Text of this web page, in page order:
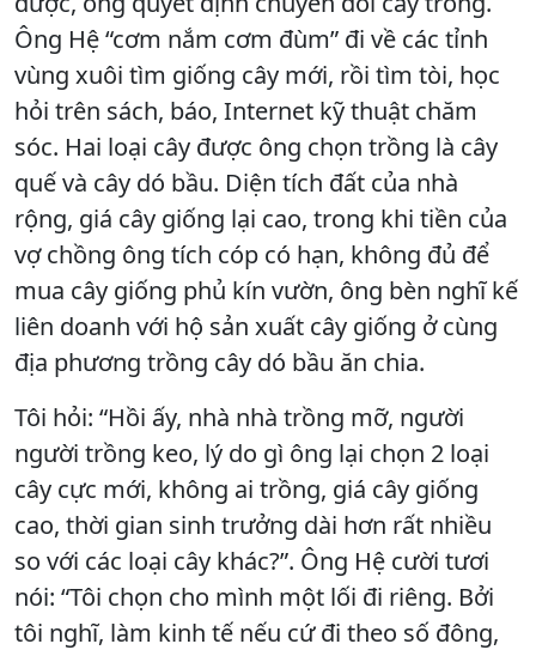
Ông Hệ “cơm nắm cơm đùm” đi về các tỉnh
vùng xuôi tìm giống cây mới, rồi tìm tòi, học
hỏi trên sách, báo, Internet kỹ thuật chăm
sóc. Hai loại cây được ông chọn trồng là cây
quế và cây dó bầu. Diện tích đất của nhà
rộng, giá cây giống lại cao, trong khi tiền của
vợ chồng ông tích cóp có hạn, không đủ để
mua cây giống phủ kín vườn, ông bèn nghĩ kế
liên doanh với hộ sản xuất cây giống ở cùng
địa phương trồng cây dó bầu ăn chia.
Tôi hỏi: “Hồi ấy, nhà nhà trồng mỡ, người
người trồng keo, lý do gì ông lại chọn 2 loại
cây cực mới, không ai trồng, giá cây giống
cao, thời gian sinh trưởng dài hơn rất nhiều
so với các loại cây khác?”. Ông Hệ cười tươi
nói: “Tôi chọn cho mình một lối đi riêng. Bởi
tôi nghĩ, làm kinh tế nếu cứ đi theo số đông,